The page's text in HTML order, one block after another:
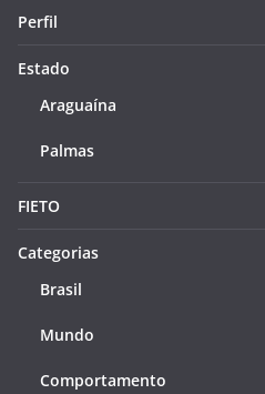
Perfil
Estado
Araguaína
Palmas
FIETO
Categorias
Brasil
Mundo
Comportamento